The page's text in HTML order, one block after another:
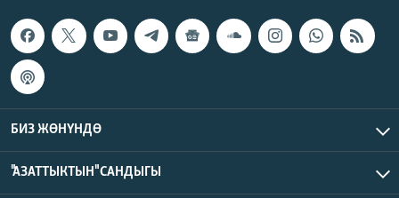
БИЗ ЖӨНҮНДӨ
"АЗАТТЫКТЫН" САНДЫГЫ